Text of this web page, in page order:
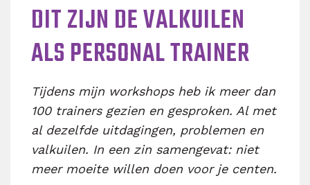
DIT ZIJN DE VALKUILEN
ALS PERSONAL TRAINER
Tijdens mijn workshops heb ik meer dan
100 trainers gezien en gesproken. Al met
al dezelfde uitdagingen, problemen en
valkuilen. In een zin samengevat: niet
meer moeite willen doen voor je centen.